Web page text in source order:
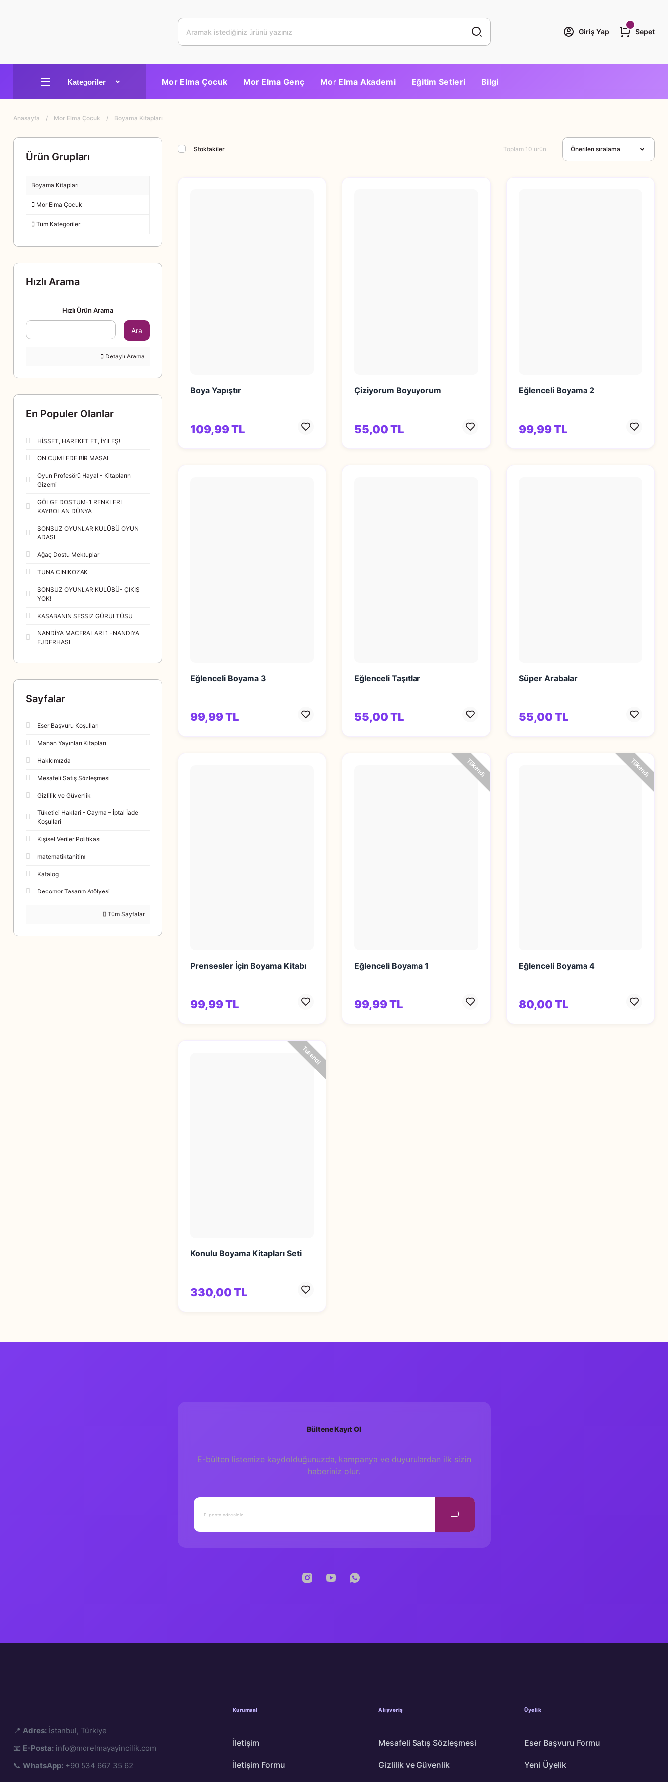
Giriş Yap Sepet
Mor Elma Çocuk Mor Elma Genç Mor Elma Akademi Eğitim Setleri Bilgi
Anasayfa Mor Elma Çocuk Boyama Kitapları
Ürün Grupları
Boyama Kitapları
Mor Elma Çocuk
Tüm Kategoriler
Hızlı Arama
Hızlı Ürün Arama
Ara
Detaylı Arama
En Populer Olanlar
HİSSET, HAREKET ET, İYİLEŞ!
ON CÜMLEDE BİR MASAL
Oyun Profesörü Hayal - Kitapların
Gizemi
GÖLGE DOSTUM-1 RENKLERİ
KAYBOLAN DÜNYA
SONSUZ OYUNLAR KULÜBÜ OYUN
ADASI
Ağaç Dostu Mektuplar
TUNA CİNİKOZAK
SONSUZ OYUNLAR KULÜBÜ- ÇIKIŞ
YOK!
KASABANIN SESSİZ GÜRÜLTÜSÜ
NANDİYA MACERALARI 1 -NANDİYA
EJDERHASI
Sayfalar
Eser Başvuru Koşulları
Manan Yayınları Kitapları
Hakkımızda
Mesafeli Satış Sözleşmesi
Gizlilik ve Güvenlik
Tüketici Haklari – Cayma – İptal İade
Koşullari
Kişisel Veriler Politikası
matematiktanitim
Katalog
Decomor Tasarım Atölyesi
Tüm Sayfalar
Stoktakiler Toplam 10 ürün
Boya Yapıştır
109,99 TL
Çiziyorum Boyuyorum
55,00 TL
Eğlenceli Boyama 2
99,99 TL
Eğlenceli Boyama 3
99,99 TL
Eğlenceli Taşıtlar
55,00 TL
Süper Arabalar
55,00 TL
Prensesler İçin Boyama Kitabı
99,99 TL
Tükendi
Eğlenceli Boyama 1
99,99 TL
Tükendi
Eğlenceli Boyama 4
80,00 TL
Tükendi
Konulu Boyama Kitapları Seti
330,00 TL
Bültene Kayıt Ol
E-bülten listemize kaydolduğunuzda, kampanya ve duyurulardan ilk sizin
haberiniz olur.
📍 Adres: İstanbul, Türkiye
📧 E-Posta: info@morelmayayincilik.com
📞 WhatsApp: +90 534 667 35 62
Kurumsal
İletişim
İletişim Formu
Alışveriş
Mesafeli Satış Sözleşmesi
Gizlilik ve Güvenlik
Üyelik
Eser Başvuru Formu
Yeni Üyelik